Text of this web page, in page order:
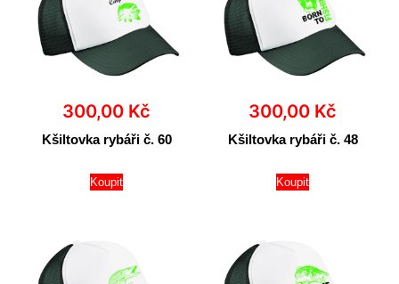
300,00 Kč
Kšiltovka rybáři č. 60
Koupit
300,00 Kč
Kšiltovka rybáři č. 48
Koupit